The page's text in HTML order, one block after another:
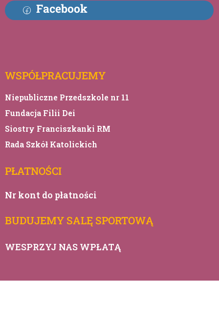
Facebook
WSPÓŁPRACUJEMY
Niepubliczne Przedszkole nr 11
Fundacja Filii Dei
Siostry Franciszkanki RM
Rada Szkół Katolickich
PŁATNOŚCI
Nr kont do płatności
BUDUJEMY SALĘ SPORTOWĄ
WESPRZYJ NAS WPŁATĄ